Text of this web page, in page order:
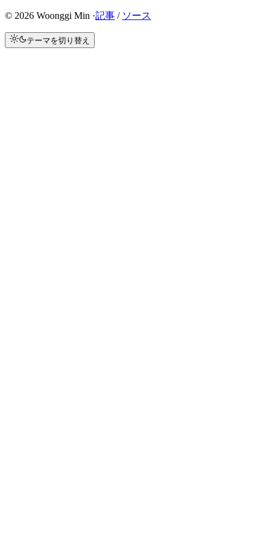
© 2026 Woonggi Min ·記事 / ソース
テーマを切り替え